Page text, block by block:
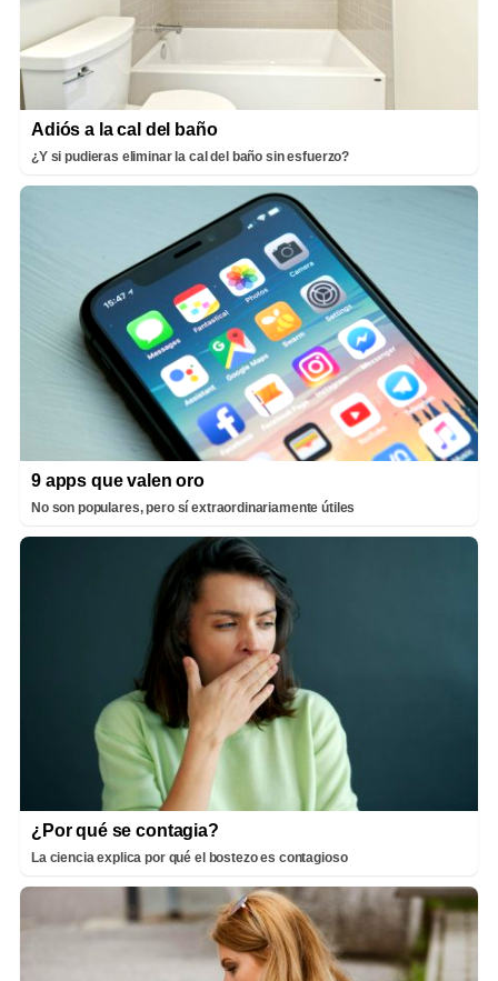
Adiós a la cal del baño
¿Y si pudieras eliminar la cal del baño sin esfuerzo?
9 apps que valen oro
No son populares, pero sí extraordinariamente útiles
¿Por qué se contagia?
La ciencia explica por qué el bostezo es contagioso